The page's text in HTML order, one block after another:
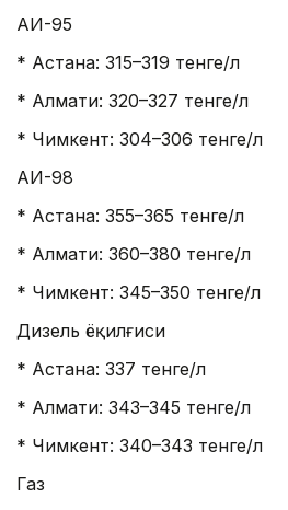
АИ-95
* Астана: 315–319 тенге/л
* Алмати: 320–327 тенге/л
* Чимкент: 304–306 тенге/л
АИ-98
* Астана: 355–365 тенге/л
* Алмати: 360–380 тенге/л
* Чимкент: 345–350 тенге/л
Дизель ёқилғиси
* Астана: 337 тенге/л
* Алмати: 343–345 тенге/л
* Чимкент: 340–343 тенге/л
Газ